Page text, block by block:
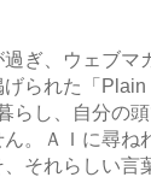
ぎ、ウェブマ
られた「
らし、自分の
。ＡＩに尋ね
それらしい言